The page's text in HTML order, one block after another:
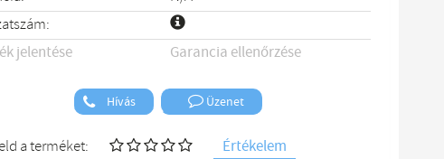
jelentése
Garancia ellenőrzése
Hívás Üzenet
a terméket: Értékelem